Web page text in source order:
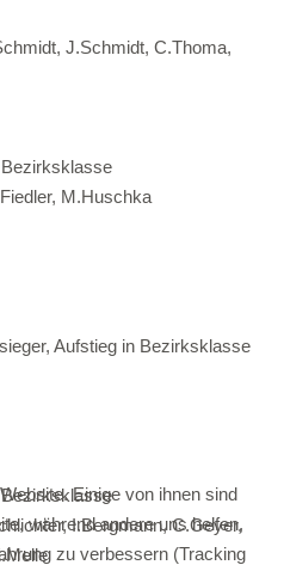
J.Schmidt, C.Thoma,
M.Huschka
Aufstieg in Bezirksklasse
I.Bergmann, C.Geyer,
Einige von ihnen sind
während andere uns helfen,
zu verbessern (Tracking